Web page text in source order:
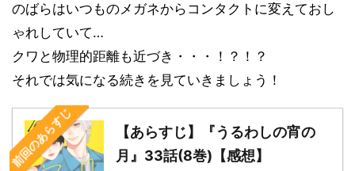
のばらはいつものメガネからコンタクトに変えておし
ゃれしていて…
クワと物理的距離も近づき・・・！？！？
それでは気になる続きを見ていきましょう！
前回のあらすじ
【あらすじ】『うるわしの宵の
月』33話(8巻)【感想】